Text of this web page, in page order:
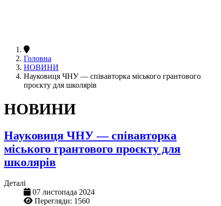
Головна
НОВИНИ
Науковиця ЧНУ — співавторка міського грантового
проєкту для школярів
НОВИНИ
Науковиця ЧНУ — співавторка
міського грантового проєкту для
школярів
Деталі
07 листопада 2024
Перегляди: 1560